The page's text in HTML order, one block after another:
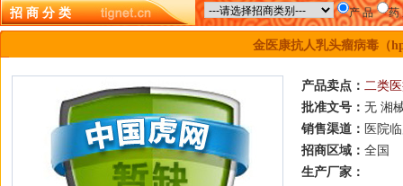
招 商 分 类 产 品 药
金医康抗人乳头瘤病毒（
产品卖点： 二类
批准文号： 无 湘
销售渠道： 医院
招商区域： 全国
生产厂家：